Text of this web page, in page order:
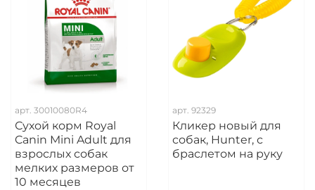
арт. 30010080R4
Сухой корм Royal
Canin Mini Adult для
взрослых собак
мелких размеров от
10 месяцев
арт. 92329
Кликер новый для
собак, Hunter, с
браслетом на руку